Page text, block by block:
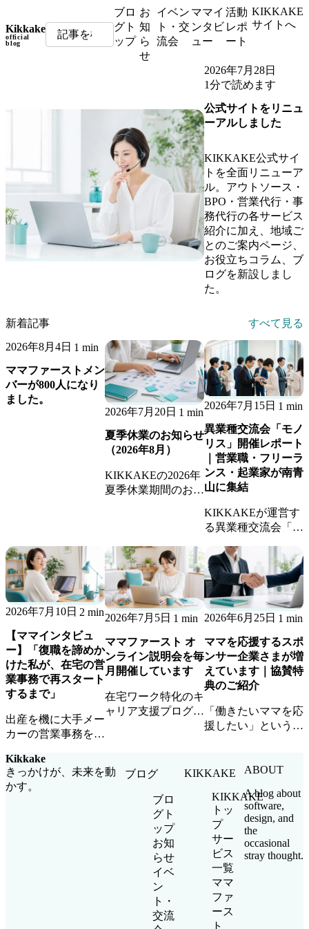
Kikkake
official
blog
ブロ
グト
ップ
お
知
ら
せ
イベン
ト・交
流会
ママイ
ンタビ
ュー
活動
レポ
ート
KIKKAKE
サイトへ
2026年7月28日
1分で読めます
公式サイトをリニュ
ーアルしました
KIKKAKE公式サイ
トを全面リニューア
ル。アウトソース・
BPO・営業代行・事
務代行の各サービス
紹介に加え、地域ご
とのご案内ページ、
お役立ちコラム、ブ
ログを新設しまし
た。
新着記事 すべて見る
2026年8月4日 1 min
ママファーストメン
バーが800人になり
ました。
2026年7月20日 1 min
夏季休業のお知らせ
（2026年8月）
KIKKAKEの2026年
夏季休業期間のお知
稼働体制についてご
案内します。
2026年7月15日 1 min
異業種交流会「モノ
リス」開催レポート
｜営業職・フリーラ
ンス・起業家が南青
山に集結
KIKKAKEが運営す
る異業種交流会「モ
ート。営業職・フリ
ーランス・起業家が
集まり、新しいビジ
ネスのきっかけが生
まれました。
2026年7月10日 2 min
【ママインタビュ
ー】「復職を諦めか
けた私が、在宅の営
業事務で再スタート
するまで」
出産を機に大手メー
カーの営業事務を退
ファーストとの出会
いから、在宅ワーク
で企業チームの一員
2026年7月5日 1 min
ママファースト オ
ンライン説明会を毎
月開催しています
在宅ワーク特化のキ
ャリア支援プログラ
参加無料・顔出し不
OKです。
2026年6月25日 1 min
ママを応援するスポ
ンサー企業さまが増
えています｜協賛特
典のご紹介
「働きたいママを応
援したい」という想
が増えています。ロ
加・ママ人材優先ア
サインなど協賛特典
をご紹介します。
Kikkake
きっかけが、未来を動
かす。
ブログ
ブロ
グト
ップ
お知
らせ
イベ
ン
ト・
交流
KIKKAKE
KIKKAKE
トッ
プ
サー
ビス
一覧
ママ
ファ
ース
ト
ABOUT
A blog about
software,
design, and
the
occasional
stray thought.